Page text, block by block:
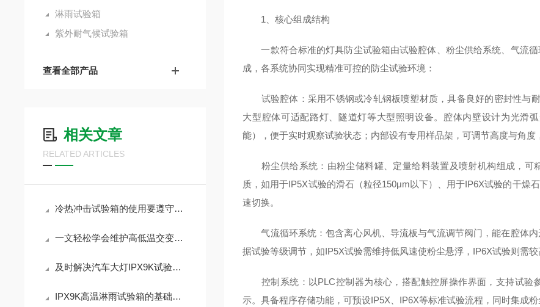
淋雨试验箱
紫外耐气候试验箱
查看全部产品
相关文章
RELATED ARTICLES
冷热冲击试验箱的使用要遵守哪些规则
一文轻松学会维护高低温交变湿热试验箱
及时解决汽车大灯IPX9K试验箱故障是确保测试合规的关键
IPX9K高温淋雨试验箱的基础知识大讲堂
1、核心组成结构
一款符合标准的灯具防尘试验箱由试验腔体、粉尘供给系统、气流循
成，各系统协同实现精准可控的防尘试验环境：
试验腔体：采用不锈钢或冷轧钢板喷塑材质，具备良好的密封性与耐
大型腔体可适配路灯、隧道灯等大型照明设备。腔体内壁设计为光滑
能），便于实时观察试验状态；内部设有专用样品架，可调节高度与角度
粉尘供给系统：由粉尘储料罐、定量给料装置及喷射机构组成，可
质，如用于IP5X试验的滑石（粒径150μm以下）、用于IP6X试验的干燥
速切换。
气流循环系统：包含离心风机、导流板与气流调节阀门，能在腔体内
据试验等级调节，如IP5X试验需维持低风速使粉尘悬浮，IP6X试验则需较
控制系统：以PLC控制器为核心，搭配触控屏操作界面，支持试验
示。具备程序存储功能，可预设IP5X、IP6X等标准试验流程，同时集成